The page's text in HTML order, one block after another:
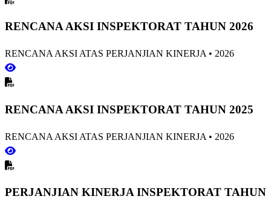
RENCANA AKSI INSPEKTORAT TAHUN 2026
RENCANA AKSI ATAS PERJANJIAN KINERJA • 2026
RENCANA AKSI INSPEKTORAT TAHUN 2025
RENCANA AKSI ATAS PERJANJIAN KINERJA • 2026
PERJANJIAN KINERJA INSPEKTORAT TAHUN